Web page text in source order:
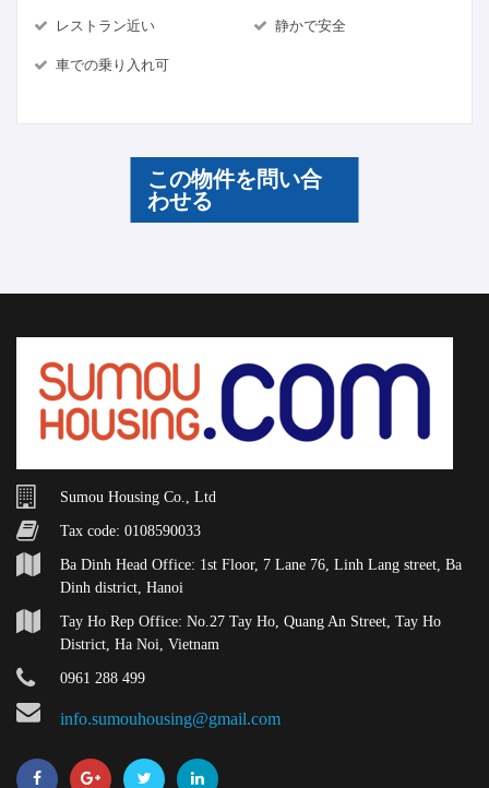
レストラン近い 静かで安全
車での乗り入れ可
この物件を問い合
わせる
Sumou Housing Co., Ltd
Tax code: 0108590033
Ba Dinh Head Office: 1st Floor, 7 Lane 76, Linh Lang street, Ba
Dinh district, Hanoi
Tay Ho Rep Office: No.27 Tay Ho, Quang An Street, Tay Ho
District, Ha Noi, Vietnam
0961 288 499
info.sumouhousing@gmail.com